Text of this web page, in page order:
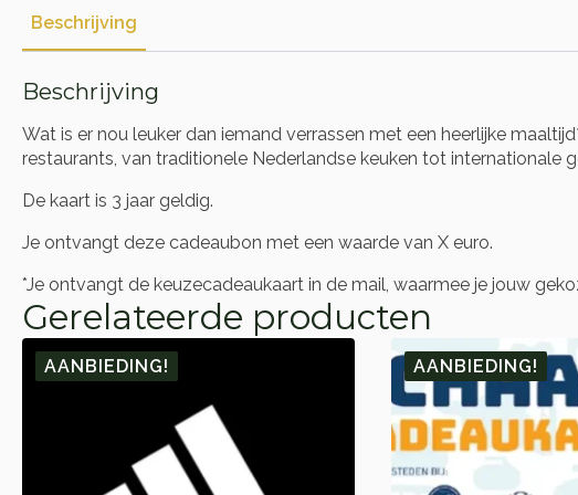
Beschrijving
Beschrijving
Wat is er nou leuker dan iemand verrassen met een heerlijke
restaurants, van traditionele Nederlandse keuken tot internationale
De kaart is 3 jaar geldig.
Je ontvangt deze cadeaubon met een waarde van X euro.
*Je ontvangt de keuzecadeaukaart in de mail, waarmee je jouw
Gerelateerde producten
AANBIEDING! AANBIEDING!